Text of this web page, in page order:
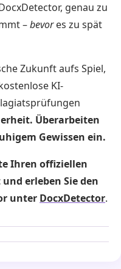
genau zu
–bevores zu spät
Zukunft aufs Spiel,
KI-
Überarbeiten
Gewissen ein.
Ihren offiziellen
erleben Sie den
unter DocxDetector.